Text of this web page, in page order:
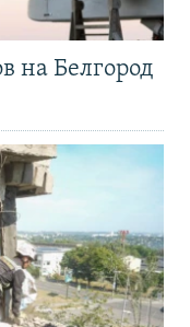
на Белгород